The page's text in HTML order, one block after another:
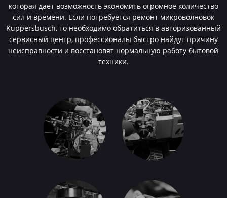
которая дает возможность экономить огромное количество
сил и времени. Если потребуется ремонт микроволновок
Kuppersbusch, то необходимо обратиться в авторизованный
сервисный центр, профессионалы быстро найдут причину
неисправности и восстановят нормальную работу бытовой
техники.